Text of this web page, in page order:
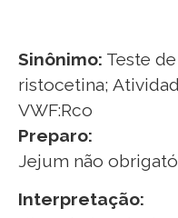
Sinônimo: Teste
ristocetina;
VWF:Rco
Preparo:
Jejum não
Interpretação: